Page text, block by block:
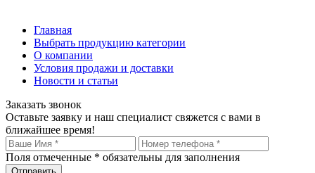
Главная
Выбрать продукцию категории
О компании
Условия продажи и доставки
Новости и статьи
Заказать звонок
Оставьте заявку и наш специалист свяжется с вами в
ближайшее время!
Поля отмеченные * обязательны для заполнения